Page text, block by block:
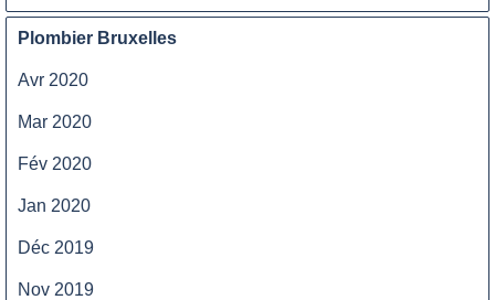
Plombier Bruxelles
Avr 2020
Mar 2020
Fév 2020
Jan 2020
Déc 2019
Nov 2019